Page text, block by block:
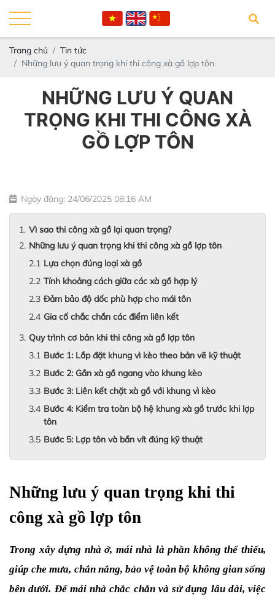
Trang chủ
Tin tức
Những lưu ý quan trọng khi thi công xà gồ lợp tôn
NHỮNG LƯU Ý QUAN
TRỌNG KHI THI CÔNG XÀ
GỒ LỢP TÔN
Ngày đăng: 24/06/2025 08:16 AM
Vì sao thi công xà gồ lại quan trọng?
Những lưu ý quan trọng khi thi công xà gồ lợp tôn
Lựa chọn đúng loại xà gồ
Tính khoảng cách giữa các xà gồ hợp lý
Đảm bảo độ dốc phù hợp cho mái tôn
Gia cố chắc chắn các điểm liên kết
Quy trình cơ bản khi thi công xà gồ lợp tôn
Bước 1: Lắp đặt khung vì kèo theo bản vẽ kỹ thuật
Bước 2: Gắn xà gồ ngang vào khung kèo
Bước 3: Liên kết chặt xà gồ với khung vì kèo
Bước 4: Kiểm tra toàn bộ hệ khung xà gồ trước khi lợp
tôn
Bước 5: Lợp tôn và bắn vít đúng kỹ thuật
Những lưu ý quan trọng khi thi
công xà gồ lợp tôn
Trong xây dựng nhà ở, mái nhà là phần không thể thiếu,
giúp che mưa, chắn nắng, bảo vệ toàn bộ không gian sống
bên dưới. Để mái nhà chắc chắn và sử dụng lâu dài, việc